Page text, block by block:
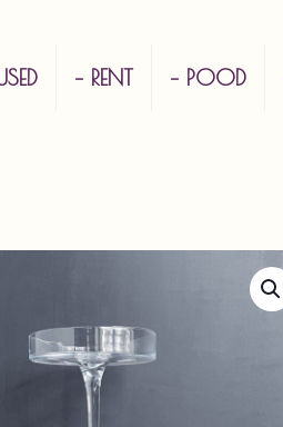
– RENT – POOD